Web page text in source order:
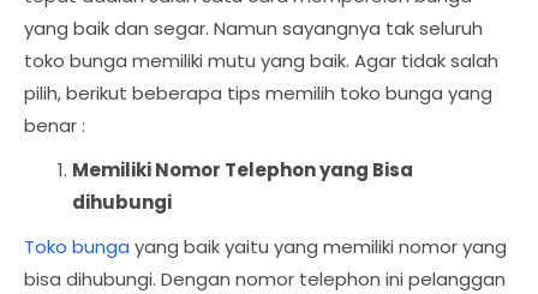
yang baik dan segar. Namun sayangnya tak seluruh
toko bunga memiliki mutu yang baik. Agar tidak salah
pilih, berikut beberapa tips memilih toko bunga yang
benar :
Memiliki Nomor Telephon yang Bisa
dihubungi
Toko bunga yang baik yaitu yang memiliki nomor yang
bisa dihubungi. Dengan nomor telephon ini pelanggan